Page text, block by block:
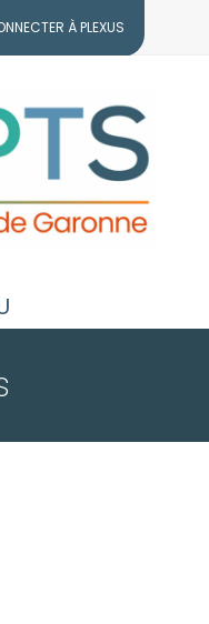
À PLEXUS